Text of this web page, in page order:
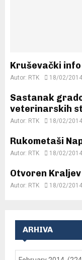
Kruševački
Autor: RTK 18/02/2014
Sastanak
veterinarskih
Autor: RTK 18/02/
Rukometaši
Autor: RTK 18/02/
Otvoren Kraljev
Autor: RTK 18/02/2014
ARHIVA